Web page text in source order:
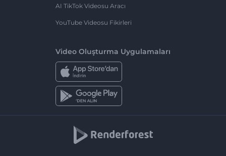
AI TikTok Videosu Aracı
YouTube Videosu Fikirleri
Video Oluşturma Uygulamaları